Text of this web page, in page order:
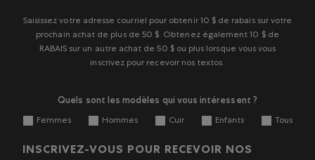
Saisissez votre adresse courriel pour obtenir 10 $ de rabais sur votre
prochain achat de plus de 50 $. Obtenez également 10 $ de
RABAIS sur un autre achat de 50 $ ou plus lorsque vous vous
inscrivez pour recevoir nos textos.
Quels sont les modèles qui vous intéressent ?
Femmes Hommes Cuir Enfants Tous
INSCRIVEZ-VOUS POUR RECEVOIR NOS